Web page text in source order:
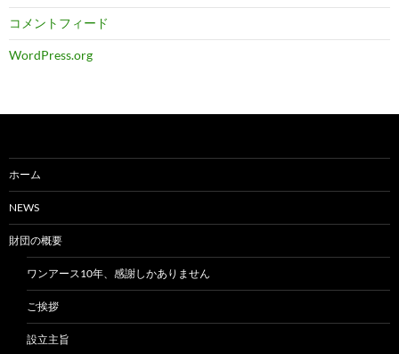
コメントフィード
WordPress.org
ホーム
NEWS
財団の概要
ワンアース10年、感謝しかありません
ご挨拶
設立主旨